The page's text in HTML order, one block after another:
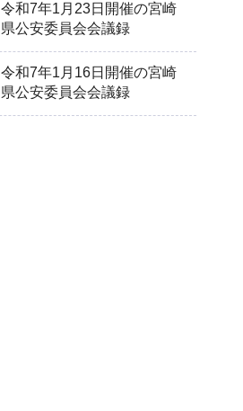
令和7年1月23日開催の宮崎
県公安委員会会議録
令和7年1月16日開催の宮崎
県公安委員会会議録